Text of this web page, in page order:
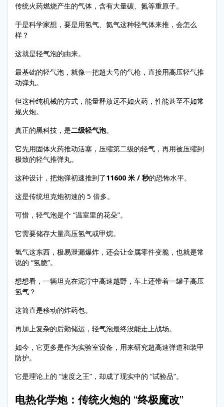
传统火药燃烧产生的气体，含有大量碳、氮等重原子。
于是科学家想，要是用氢气、氦气这种轻气体来推，会怎么
样？
这就是轻气泡的由来。
最基础的轻气泡，就像一把超大号的气枪，直接用高压轻气推
动弹丸。
但这种纯机械的方式，能量释放远不如火药，性能甚至不如常
规火炮。
真正的黑科技，是二级轻气泡。
它先用固体火药推动活塞，压缩第二级的轻气，再用被压缩到
极致的轻气推弹丸。
这种设计，把炮弹初速推到了11600 米 / 秒的恐怖水平。
这是传统坦克炮初速的 5 倍多。
可惜，轻气泡是个 “温室里的花朵”。
它需要储存大量高压氢气或甲烷。
氢气这东西，极易泄漏爆炸，还会让金属零件变脆，也就是常
说的 “氢脆”。
想想看，一辆坦克在泥泞中高速越野，车上还带着一罐子高压
氢气？
这简直是移动的炸药包。
再加上复杂的后勤储运，轻气泡最终没能走上战场。
如今，它更多是作为实验室设备，用来研究超高速弹道和装甲
防护。
它是理论上的 “速度之王”，却成了现实中的 “试验品”。
电热化学炮：传统火炮的 “终极魔改”